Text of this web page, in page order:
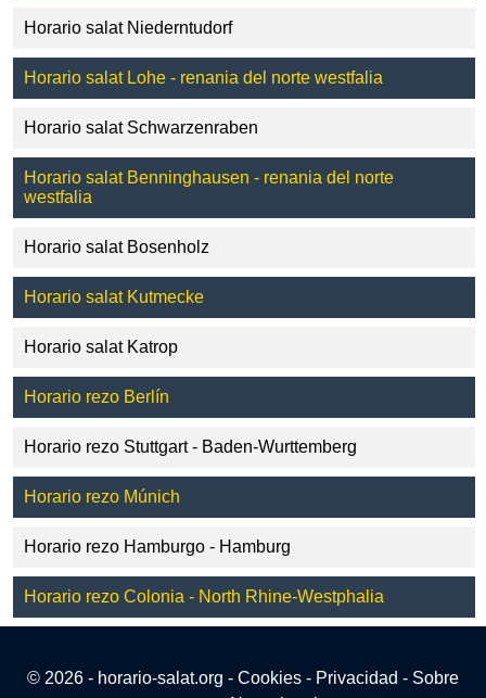
Horario salat Niederntudorf
Horario salat Lohe - renania del norte westfalia
Horario salat Schwarzenraben
Horario salat Benninghausen - renania del norte
westfalia
Horario salat Bosenholz
Horario salat Kutmecke
Horario salat Katrop
Horario rezo Berlín
Horario rezo Stuttgart - Baden-Wurttemberg
Horario rezo Múnich
Horario rezo Hamburgo - Hamburg
Horario rezo Colonia - North Rhine-Westphalia
© 2026 - horario-salat.org - Cookies - Privacidad - Sobre